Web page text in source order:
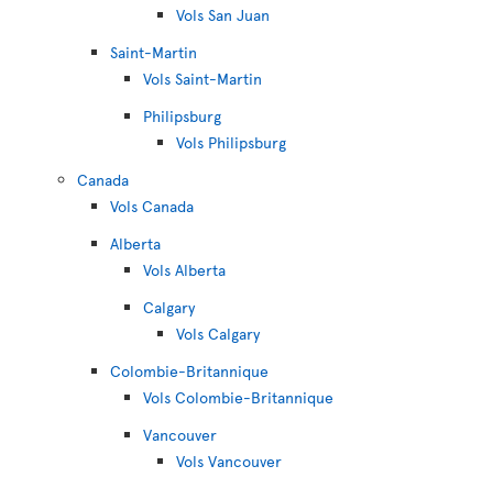
Vols San Juan
Saint-Martin
Vols Saint-Martin
Philipsburg
Vols Philipsburg
Canada
Vols Canada
Alberta
Vols Alberta
Calgary
Vols Calgary
Colombie-Britannique
Vols Colombie-Britannique
Vancouver
Vols Vancouver